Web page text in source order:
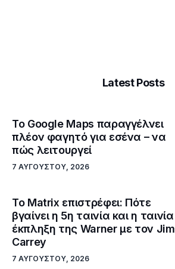
Latest Posts
Το Google Maps παραγγέλνει
πλέον φαγητό για εσένα – να
πώς λειτουργεί
7 ΑΥΓΟΎΣΤΟΥ, 2026
Το Matrix επιστρέφει: Πότε
βγαίνει η 5η ταινία και η ταινία
έκπληξη της Warner με τον Jim
Carrey
7 ΑΥΓΟΎΣΤΟΥ, 2026